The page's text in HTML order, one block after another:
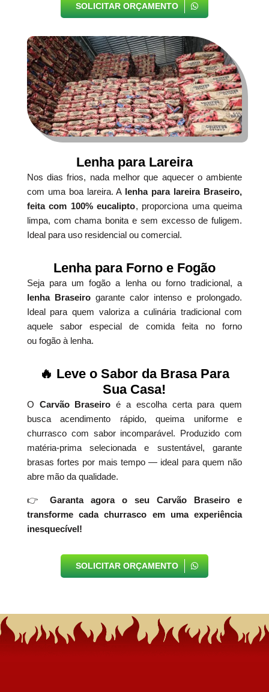
SOLICITAR ORÇAMENTO
Lenha para Lareira
Nos dias frios, nada melhor que aquecer o ambiente
com uma boa lareira. A lenha para lareira Braseiro,
feita com 100% eucalipto, proporciona uma queima
limpa, com chama bonita e sem excesso de fuligem.
Ideal para uso residencial ou comercial.
Lenha para Forno e Fogão
Seja para um fogão a lenha ou forno tradicional, a
lenha Braseirogarante calor intenso e prolongado.
Ideal para quem valoriza a culinária tradicional com
aquele sabor especial de comida feita no forno
ou fogão à lenha.
🔥 Leve o Sabor da Brasa Para
Sua Casa!
O Carvão Braseiro é a escolha certa para quem
busca acendimento rápido, queima uniforme e
churrasco com sabor incomparável. Produzido com
matéria-prima selecionada e sustentável, garante
brasas fortes por mais tempo — ideal para quem não
abre mão da qualidade.
👉
Garanta agora o seu Carvão Braseiro e
transforme cada churrasco em uma experiência
inesquecível!
SOLICITAR ORÇAMENTO